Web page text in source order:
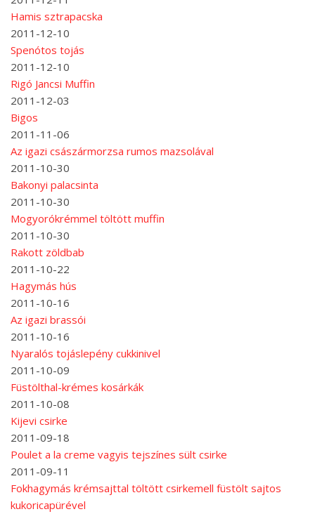
Hamis sztrapacska
2011-12-10
Spenótos tojás
2011-12-10
Rigó Jancsi Muffin
2011-12-03
Bigos
2011-11-06
Az igazi császármorzsa rumos mazsolával
2011-10-30
Bakonyi palacsinta
2011-10-30
Mogyorókrémmel töltött muffin
2011-10-30
Rakott zöldbab
2011-10-22
Hagymás hús
2011-10-16
Az igazi brassói
2011-10-16
Nyaralós tojáslepény cukkinivel
2011-10-09
Füstölthal-krémes kosárkák
2011-10-08
Kijevi csirke
2011-09-18
Poulet a la creme vagyis tejszínes sült csirke
2011-09-11
Fokhagymás krémsajttal töltött csirkemell füstölt sajtos
kukoricapürével